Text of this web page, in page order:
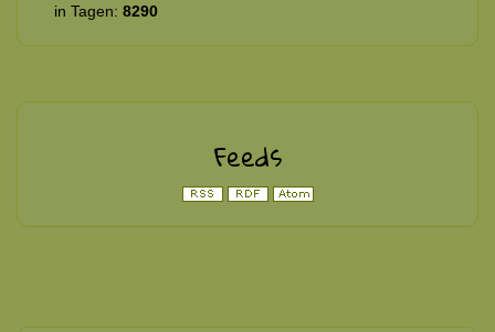
in Tagen: 8290
Feeds